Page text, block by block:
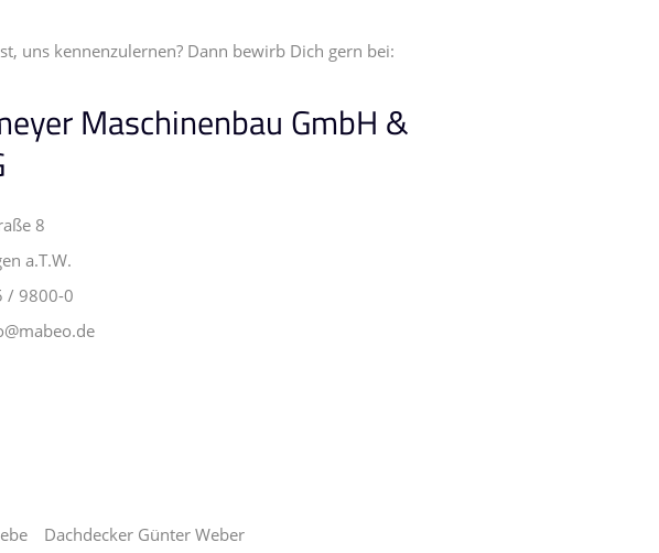
uns kennenzulernen? Dann bewirb Dich gern bei:
Maschinenbau GmbH &
8
a.T.W.
/ 9800-0
Dachdecker Günter Weber